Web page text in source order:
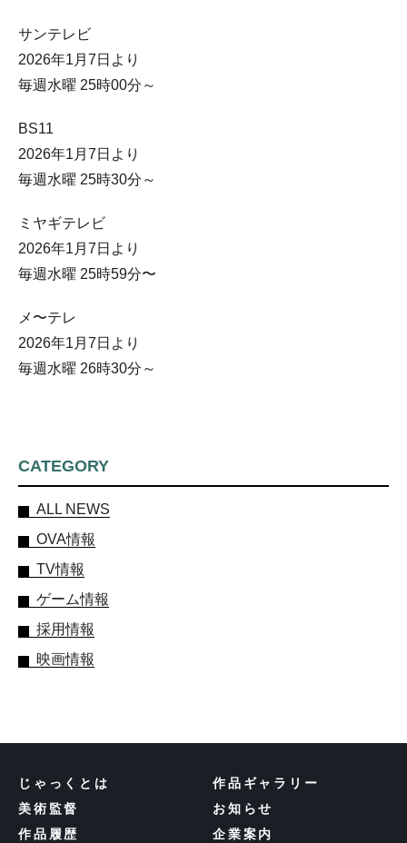
サンテレビ
2026年1月7日より
毎週水曜 25時00分～
BS11
2026年1月7日より
毎週水曜 25時30分～
ミヤギテレビ
2026年1月7日より
毎週水曜 25時59分〜
メ〜テレ
2026年1月7日より
毎週水曜 26時30分～
CATEGORY
ALL NEWS
OVA情報
TV情報
ゲーム情報
採用情報
映画情報
じゃっくとは
美術監督
作品履歴
作品ギャラリー
お知らせ
企業案内